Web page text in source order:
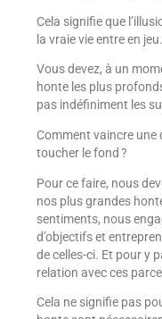
Cela signifie que
la vraie vie entre en jeu.
Vous devez, à un
honte les plus
pas indéfiniment les
Comment vaincre une
toucher le fond ?
Pour ce faire, nous
nos plus grandes
sentiments, nous
d’objectifs et
de celles-ci. Et pour y
relation avec ces
Cela ne signifie pas